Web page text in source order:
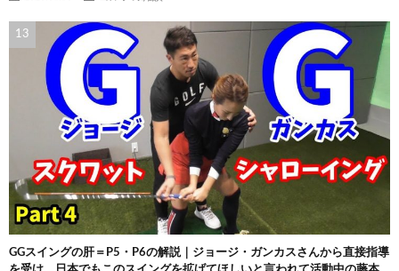
GGスイングの肝＝P5・P6の解説｜ジョージ・ガンカスさんから直接指導